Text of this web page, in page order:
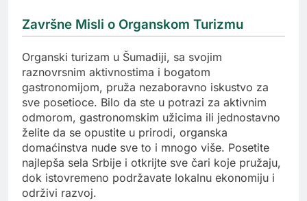
Završne Misli o Organskom Turizmu
Organski turizam u Šumadiji, sa svojim
raznovrsnim aktivnostima i bogatom
gastronomijom, pruža nezaboravno iskustvo za
sve posetioce. Bilo da ste u potrazi za aktivnim
odmorom, gastronomskim užicima ili jednostavno
želite da se opustite u prirodi, organska
domaćinstva nude sve to i mnogo više. Posetite
najlepša sela Srbije i otkrijte sve čari koje pružaju,
dok istovremeno podržavate lokalnu ekonomiju i
održivi razvoj.